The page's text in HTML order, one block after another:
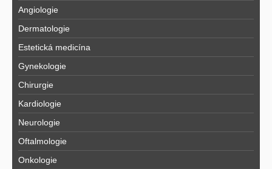
Angiologie
Dermatologie
Estetická medicína
Gynekologie
Chirurgie
Kardiologie
Neurologie
Oftalmologie
Onkologie